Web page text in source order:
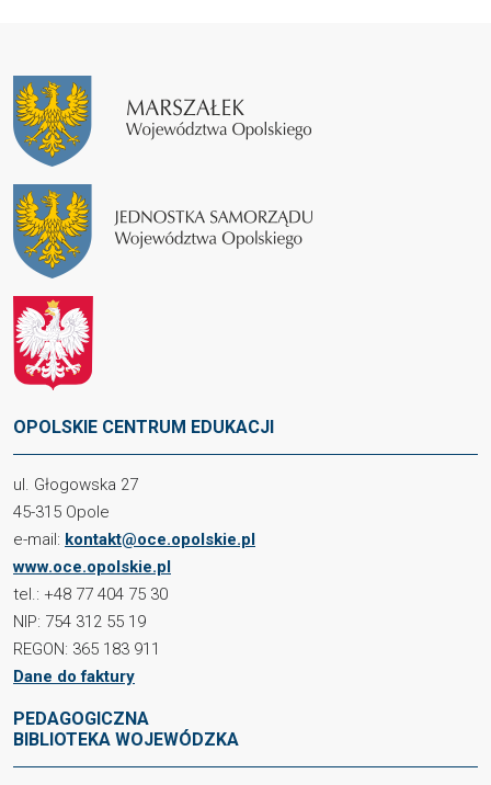
OPOLSKIE CENTRUM EDUKACJI
ul. Głogowska 27
45-315 Opole
e-mail: kontakt@oce.opolskie.pl
www.oce.opolskie.pl
tel.: +48 77 404 75 30
NIP: 754 312 55 19
REGON: 365 183 911
Dane do faktury
PEDAGOGICZNA
BIBLIOTEKA WOJEWÓDZKA